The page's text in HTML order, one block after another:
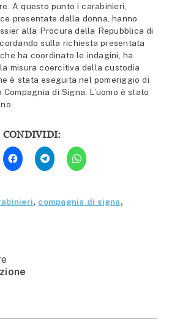
A questo punto i carabinieri,
presentate dalla donna, hanno
alla Procura della Repubblica di
sulla richiesta presentata
ha coordinato le indagini, ha
misura coercitiva della custodia
è stata eseguita nel pomeriggio di
di Signa. L’uomo è stato
CONDIVIDI:
Fai
clic
per
condividere
(Si
apre
Fai
clic
per
condividere
(Si
apre
Fai
clic
per
(Si
apre
, compagnia di signa,